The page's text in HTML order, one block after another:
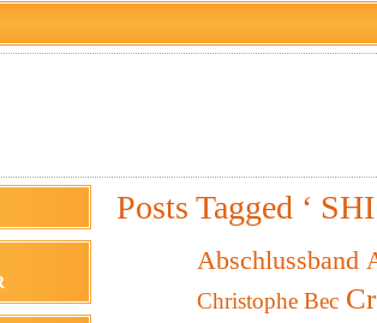
Posts Tagged ‘ SHI
Abschlussband
Christophe Bec